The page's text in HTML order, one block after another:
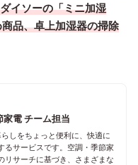
イソーの「ミニ加湿
品、卓上加湿器の掃除
電 チーム担当
しをちょっと便利に、快適に
るサービスです。空調・季節家
リサーチに基づき、さまざまな